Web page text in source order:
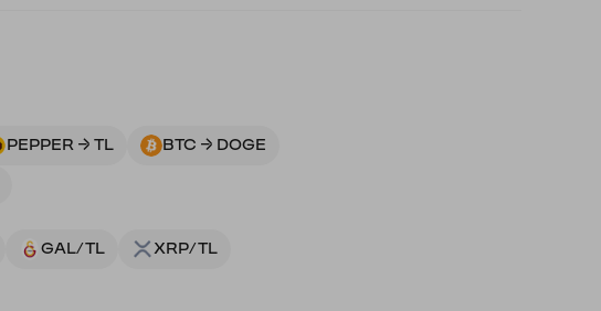
PEPPER → TL BTC → DOGE
GAL/TL XRP/TL